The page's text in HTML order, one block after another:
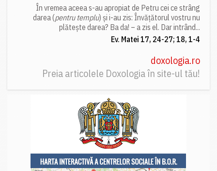
În vremea aceea s-au apropiat de Petru cei ce strâng
darea (pentru templu) și i-au zis: Învățătorul vostru nu
plătește darea? Ba da! – a zis el. Dar intrând...
Ev. Matei 17, 24-27; 18, 1-4
doxologia.ro
Preia articolele Doxologia în site-ul tău!